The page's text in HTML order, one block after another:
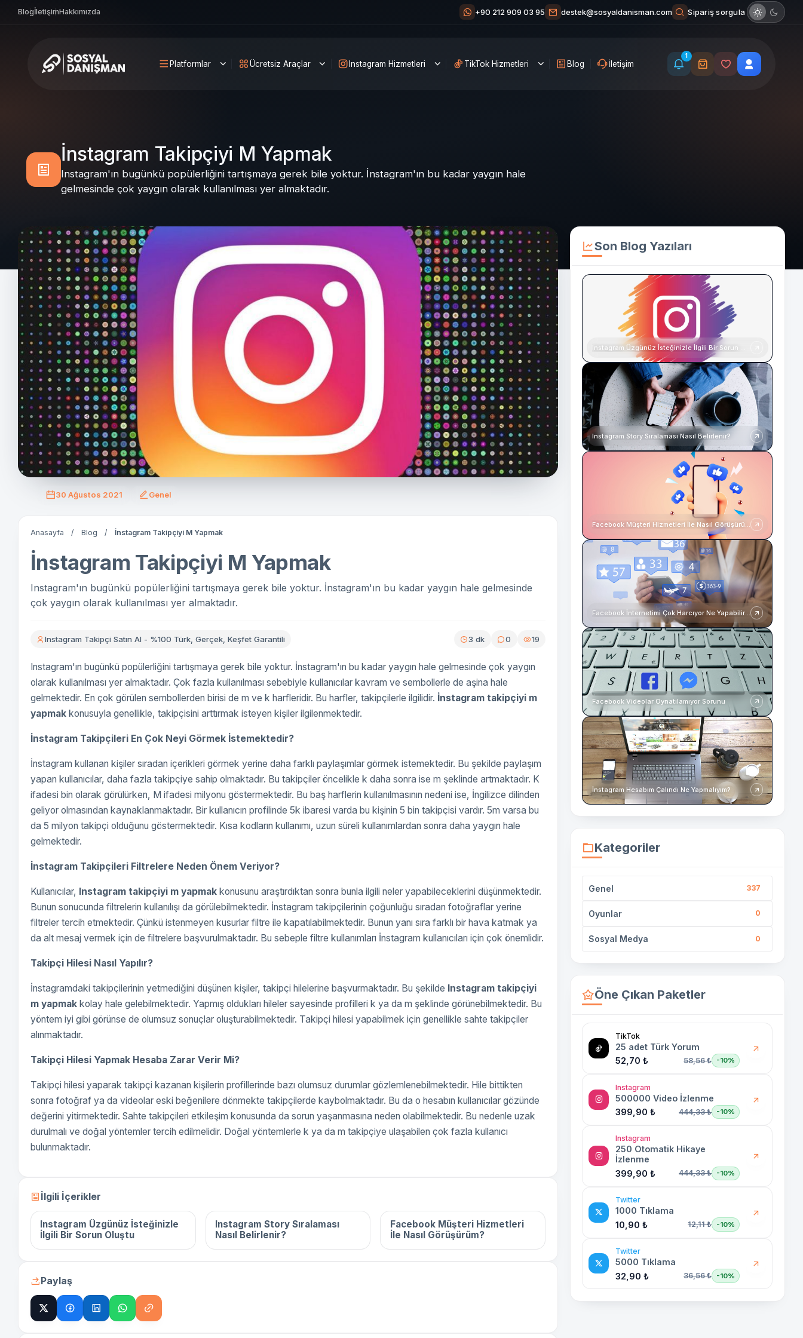
BlogİletişimHakkımızda +90 212 909 03 95 destek@sosyaldanisman.com Sipariş sorgula
Platformlar Ücretsiz Araçlar Instagram Hizmetleri TikTok Hizmetleri Blog İletişim
1
İnstagram Takipçiyi M Yapmak
Instagram'ın bugünkü popülerliğini tartışmaya gerek bile yoktur. İnstagram'ın bu kadar yaygın hale
gelmesinde çok yaygın olarak kullanılması yer almaktadır.
30 Ağustos 2021 Genel
Anasayfa / Blog / İnstagram Takipçiyi M Yapmak
İnstagram Takipçiyi M Yapmak
Instagram'ın bugünkü popülerliğini tartışmaya gerek bile yoktur. İnstagram'ın bu kadar yaygın hale gelmesinde
çok yaygın olarak kullanılması yer almaktadır.
Instagram Takipçi Satın Al - %100 Türk, Gerçek, Keşfet Garantili 3 dk 0 19
Instagram'ın bugünkü popülerliğini tartışmaya gerek bile yoktur. İnstagram'ın bu kadar yaygın hale gelmesinde çok yaygın
olarak kullanılması yer almaktadır. Çok fazla kullanılması sebebiyle kullanıcılar kavram ve sembollerle de aşina hale
gelmektedir. En çok görülen sembollerden birisi de m ve k harfleridir. Bu harfler, takipçilerle ilgilidir. İnstagram takipçiyi m
yapmakkonusuyla genellikle, takipçisini arttırmak isteyen kişiler ilgilenmektedir.
İnstagram Takipçileri En Çok Neyi Görmek İstemektedir?
İnstagram kullanan kişiler sıradan içerikleri görmek yerine daha farklı paylaşımlar görmek istemektedir. Bu şekilde paylaşım
yapan kullanıcılar, daha fazla takipçiye sahip olmaktadır. Bu takipçiler öncelikle k daha sonra ise m şeklinde artmaktadır. K
ifadesi bin olarak görülürken, M ifadesi milyonu göstermektedir. Bu baş harflerin kullanılmasının nedeni ise, İngilizce dilinden
geliyor olmasından kaynaklanmaktadır. Bir kullanıcın profilinde 5k ibaresi varda bu kişinin 5 bin takipçisi vardır. 5m varsa bu
da 5 milyon takipçi olduğunu göstermektedir. Kısa kodların kullanımı, uzun süreli kullanımlardan sonra daha yaygın hale
gelmektedir.
İnstagram Takipçileri Filtrelere Neden Önem Veriyor?
Kullanıcılar, Instagram takipçiyi m yapmakkonusunu araştırdıktan sonra bunla ilgili neler yapabileceklerini düşünmektedir.
Bunun sonucunda filtrelerin kullanılışı da görülebilmektedir. İnstagram takipçilerinin çoğunluğu sıradan fotoğraflar yerine
filtreler tercih etmektedir. Çünkü istenmeyen kusurlar filtre ile kapatılabilmektedir. Bunun yanı sıra farklı bir hava katmak ya
da alt mesaj vermek için de filtrelere başvurulmaktadır. Bu sebeple filtre kullanımları İnstagram kullanıcıları için çok önemlidir.
Takipçi Hilesi Nasıl Yapılır?
İnstagramdaki takipçilerinin yetmediğini düşünen kişiler, takipçi hilelerine başvurmaktadır. Bu şekilde Instagram takipçiyi
m yapmakkolay hale gelebilmektedir. Yapmış oldukları hileler sayesinde profilleri k ya da m şeklinde görünebilmektedir. Bu
yöntem iyi gibi görünse de olumsuz sonuçlar oluşturabilmektedir. Takipçi hilesi yapabilmek için genellikle sahte takipçiler
alınmaktadır.
Takipçi Hilesi Yapmak Hesaba Zarar Verir Mi?
Takipçi hilesi yaparak takipçi kazanan kişilerin profillerinde bazı olumsuz durumlar gözlemlenebilmektedir. Hile bittikten
sonra fotoğraf ya da videolar eski beğenilere dönmekte takipçilerde kaybolmaktadır. Bu da o hesabın kullanıcılar gözünde
değerini yitirmektedir. Sahte takipçileri etkileşim konusunda da sorun yaşanmasına neden olabilmektedir. Bu nedenle uzak
durulmalı ve doğal yöntemler tercih edilmelidir. Doğal yöntemlerle k ya da m takipçiye ulaşabilen çok fazla kullanıcı
bulunmaktadır.
İlgili İçerikler
16 Aralık 2025
Instagram Üzgünüz İsteğinizle
İlgili Bir Sorun Oluştu
Instagram Story Sıralaması
Nasıl Belirlenir?
Facebook Müşteri Hizmetleri
İle Nasıl Görüşürüm?
Paylaş
Son Blog Yazıları
Instagram Story Sıralaması Nasıl Belirlenir?
Facebook Müşteri Hizmetleri İle Nasıl Görüşürüm?
Facebook İnternetimi Çok Harcıyor Ne Yapabilirim?
Facebook Videolar Oynatılamıyor Sorunu
İnstagram Hesabım Çalındı Ne Yapmalıyım?
Kategoriler
Genel 337
Oyunlar 0
Sosyal Medya 0
Öne Çıkan Paketler
TikTok
25 adet Türk Yorum
52,70 ₺
58,56 ₺ -10%
Instagram
500000 Video İzlenme
399,90 ₺
444,33 ₺ -10%
Instagram
250 Otomatik Hikaye
İzlenme
399,90 ₺
444,33 ₺ -10%
Twitter
1000 Tıklama
10,90 ₺
12,11 ₺ -10%
Twitter
5000 Tıklama
32,90 ₺
36,56 ₺ -10%